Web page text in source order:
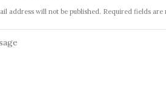
address will not be published. Required fields are